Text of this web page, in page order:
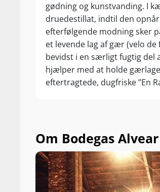
gødning og kunstvanding. I
druedestillat, indtil den
efterfølgende modning sker
et levende lag af gær (velo
bevidst i en særligt fugtig del
hjælper med at holde
eftertragtede, dugfriske ”En
Om Bodegas Alvear